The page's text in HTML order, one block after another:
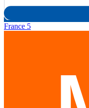
France 5